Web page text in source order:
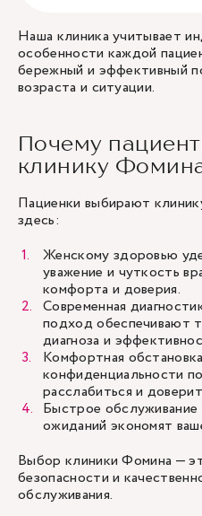
Наша клиника учитывает
особенности каждой
бережный и эффективный
возраста и ситуации.
Почему
клинику
Пациенки выбирают
здесь:
Женскому здоровью
уважение и чуткость
комфорта и доверия.
Современная
подход обеспечивают
диагноза и
Комфортная
конфиденциальности
расслабиться и
Быстрое обслуживание
ожиданий экономят
Выбор клиники Фомина —
безопасности и
обслуживания.